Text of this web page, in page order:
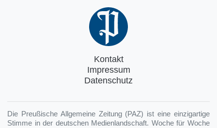
Kontakt
Impressum
Datenschutz
Die Preußische Allgemeine Zeitung (PAZ) ist eine einzigartige
Stimme in der deutschen Medienlandschaft. Woche für Woche